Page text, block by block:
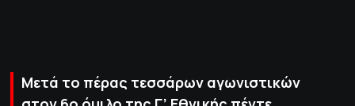
Μετά το πέρας τεσσάρων αγωνιστικών